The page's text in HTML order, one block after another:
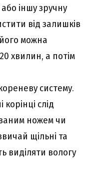
іншу зручну
від залишків
можна
хвилин, а потім
систему.
корінці слід
ножем чи
щільні та
виділяти вологу